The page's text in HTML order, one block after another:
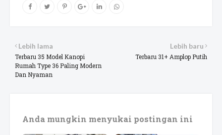
Lebih baru
Terbaru 31+ Amplop Putih
Lebih lama
Terbaru 35 Model Kanopi
Rumah Type 36 Paling Modern
Dan Nyaman
Anda mungkin menyukai postingan ini